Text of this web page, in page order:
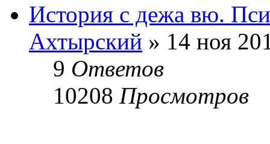
История с дежа вю.
Ахтырский » 14 ноя
9 Ответов
10208 Просмотров